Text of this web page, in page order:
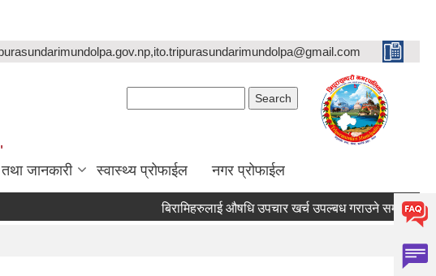
जानकारी स्वास्थ्य प्रोफाईल नगर प्रोफाईल
बिरामिहरुलाई ‍‌औषधि उपचार खर्च उपल्बध गराउने सम्बन्धी अत्यन्त